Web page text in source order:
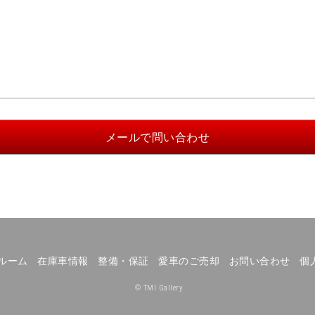
ーム 在庫車情報 整備・保証 愛車のご売却 お問い合わせ 個
© TMI Gallery